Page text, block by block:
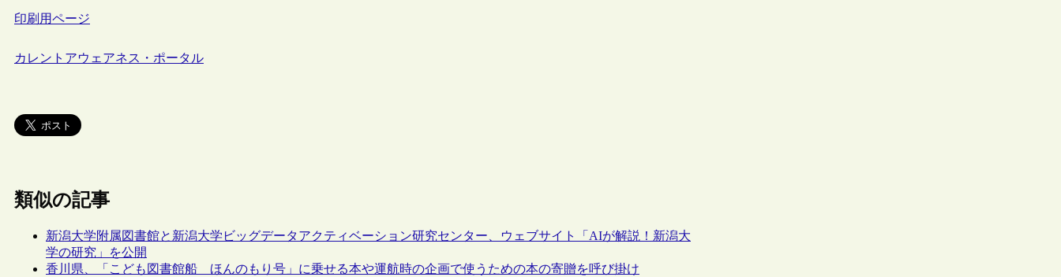
印刷用ページ
カレントアウェアネス・ポータル
類似の記事
新潟大学附属図書館と新潟大学ビッグデータアクティベーション研究センター、ウェブサイト「AIが解説！新潟大
学の研究」を公開
香川県、「こども図書館船 ほんのもり号」に乗せる本や運航時の企画で使うための本の寄贈を呼び掛け